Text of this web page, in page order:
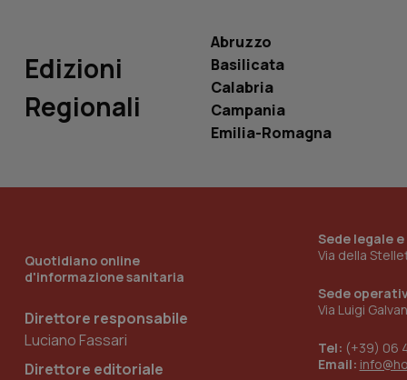
Edizioni
Regionali
Abruzzo
Basilicata
Calabria
Campania
Emilia-Romagna
Quotidiano online
d'informazione sanitaria
Direttore responsabile
Luciano Fassari
Direttore editoriale
Sede legale
Via della
Sede
Via Luigi
Tel: (+39) 06
Email: